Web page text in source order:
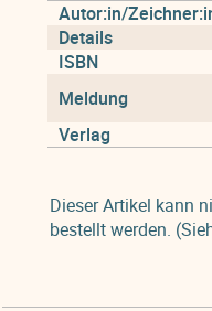
Autor:in/
Details
ISBN
Meldung
Verlag
Dieser Artikel kann
bestellt werden.